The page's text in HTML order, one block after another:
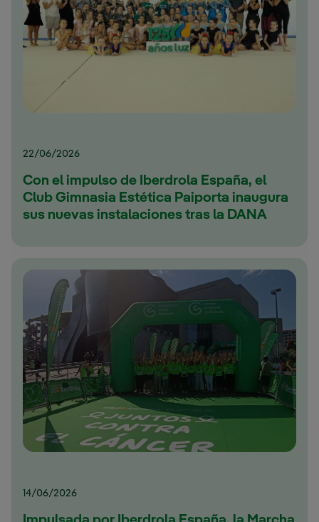
22/06/2026
Con el impulso de Iberdrola España, el
Club Gimnasia Estética Paiporta inaugura
sus nuevas instalaciones tras la DANA
14/06/2026